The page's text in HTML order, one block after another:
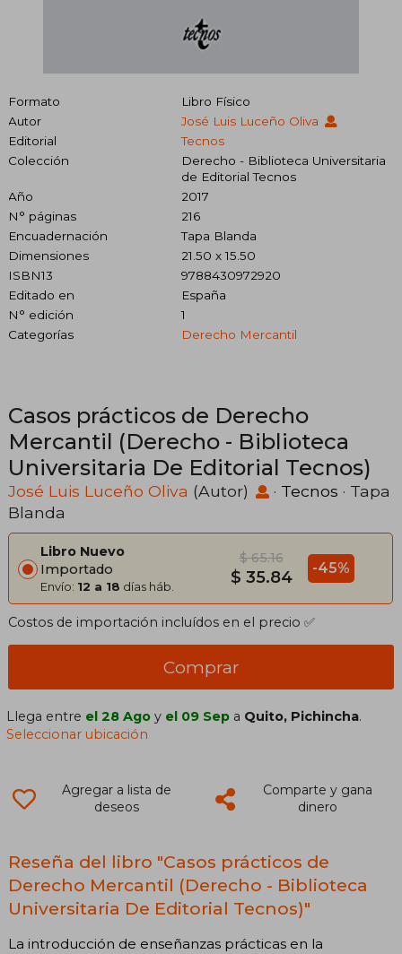
Formato
Libro Físico
Autor
José Luis Luceño Oliva
Editorial
Tecnos
Colección
Derecho - Biblioteca Universitaria
de Editorial Tecnos
Año
2017
N° páginas
216
Encuadernación
Tapa Blanda
Dimensiones
21.50 x 15.50
ISBN13
9788430972920
Editado en
España
N° edición
1
Categorías
Derecho Mercantil
Casos prácticos de Derecho
Mercantil (Derecho - Biblioteca
Universitaria De Editorial Tecnos)
José Luis Luceño Oliva (Autor) · Tecnos · Tapa
Blanda
Libro Nuevo
Importado
Envío: 12 a 18 días háb.
$ 65.16
$ 35.84 -45%
Costos de importación incluídos en el precio ✅
Comprar
Llega entre el 28 Ago y el 09 Sep a Quito, Pichincha.
Seleccionar ubicación
Agregar a lista de
deseos
Comparte y gana
dinero
Reseña del libro "Casos prácticos de
Derecho Mercantil (Derecho - Biblioteca
Universitaria De Editorial Tecnos)"
La introducción de enseñanzas prácticas en la